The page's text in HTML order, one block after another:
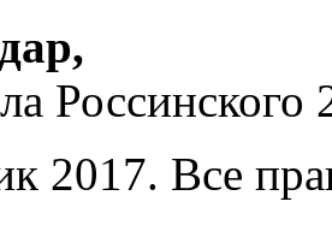
,
Россинского
2017. Все